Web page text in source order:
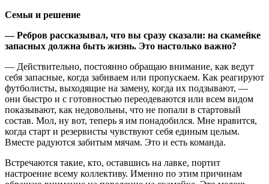
Семья и решение
— Ребров рассказывал, что вы сразу сказали: на скамейке
запасных должна быть жизнь. Это настолько важно?
— Действительно, постоянно обращаю внимание, как ведут
себя запасные, когда забиваем или пропускаем. Как реагируют
футболисты, выходящие на замену, когда их подзывают, —
они быстро и с готовностью переодеваются или всем видом
показывают, как недовольны, что не попали в стартовый
состав. Мол, ну вот, теперь я им понадобился. Мне нравится,
когда старт и резервисты чувствуют себя единым целым.
Вместе радуются забитым мячам. Это и есть команда.
Встречаются такие, кто, оставшись на лавке, портит
настроение всему коллективу. Именно по этим причинам